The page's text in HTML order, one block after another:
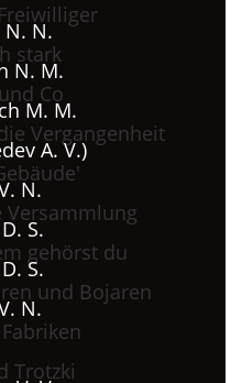
N. N.
stark
N. M.
Co
M. M.
Vergangenheit
A. V.)
N.
Versammlung
S.
gehörst du
S.
und Bojaren
N.
Trotzki